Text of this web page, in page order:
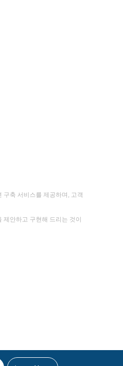
구축 서비스를 제공하며, 고객
안하고 구현해 드리는 것이